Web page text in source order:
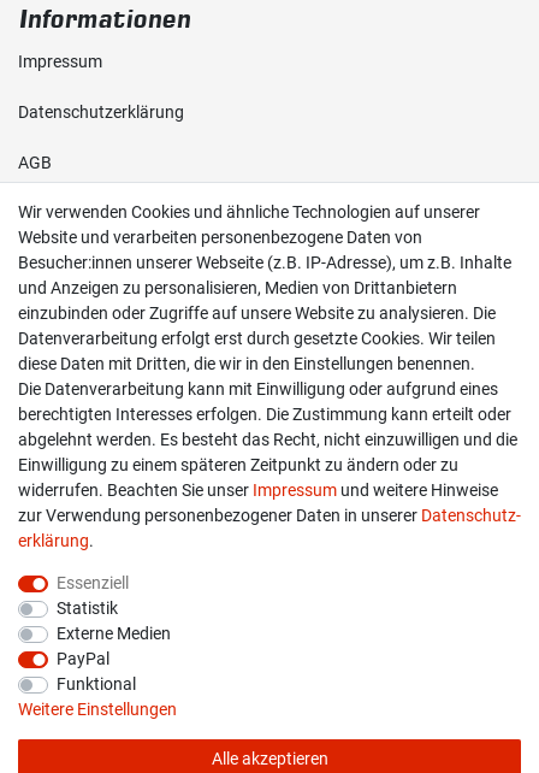
Informationen
Impressum
Daten­schutz­erklärung
AGB
Shop
Kontakt
Versand & Zahlung
Widerrufs­recht
Widerruf erklären
info@overdrive-racing.de
05662 / 8878939
Overdrive-Racing
Frankenstr. 9
34587 Felsberg-Gensungen
Wir verwenden Cookies und ähnliche Technologien auf unserer
Website und verarbeiten personenbezogene Daten von
Besucher:innen unserer Webseite (z.B. IP-Adresse), um z.B. Inhalte
und Anzeigen zu personalisieren, Medien von Drittanbietern
einzubinden oder Zugriffe auf unsere Website zu analysieren. Die
Datenverarbeitung erfolgt erst durch gesetzte Cookies. Wir teilen
diese Daten mit Dritten, die wir in den Einstellungen benennen.
Die Datenverarbeitung kann mit Einwilligung oder aufgrund eines
berechtigten Interesses erfolgen. Die Zustimmung kann erteilt oder
abgelehnt werden. Es besteht das Recht, nicht einzuwilligen und die
Einwilligung zu einem späteren Zeitpunkt zu ändern oder zu
widerrufen. Beachten Sie unser Impressum und weitere Hinweise
zur Verwendung personenbezogener Daten in unserer Daten­schutz­
erklärung.
Essenziell
Statistik
Externe Medien
PayPal
Funktional
Weitere Einstellungen
Alle akzeptieren